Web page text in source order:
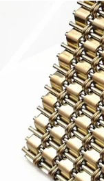
PRIVACY
POLICY